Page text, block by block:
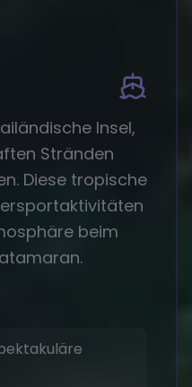
Insel,
Stränden
Diese tropische
beim